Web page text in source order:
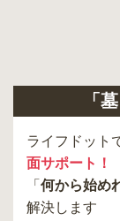
「
ライフドット
面サポート！
「 何から始め
解決します